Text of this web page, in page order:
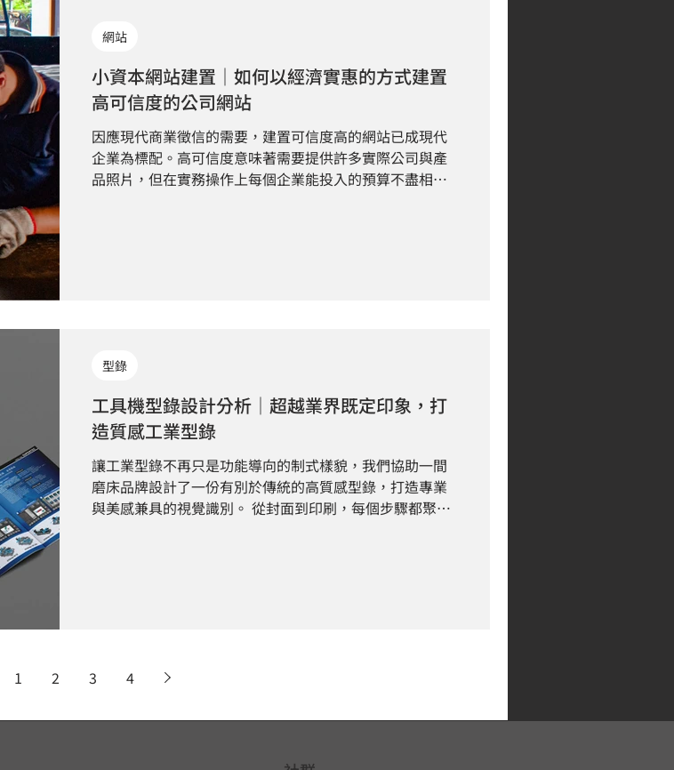
小資本網站建置｜如何以經濟實惠的方式建置
高可信度的公司網站
因應現代商業徵信的需要，建置可信度高的網站已成現代
企業為標配。高可信度意味著需要提供許多實際公司與產
品照片，但在實務操作上每個企業能投入的預算不盡相
網站
工具機型錄設計分析｜超越業界既定印象，打
造質感工業型錄
讓工業型錄不再只是功能導向的制式樣貌，我們協助一間
磨床品牌設計了一份有別於傳統的高質感型錄，打造專業
與美感兼具的視覺識別。 從封面到印刷，每個步驟都聚焦
型錄
1 2 3 4